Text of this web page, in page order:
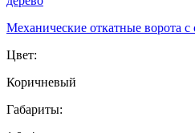
Механические откатные ворота с
Цвет:
Коричневый
Габариты: